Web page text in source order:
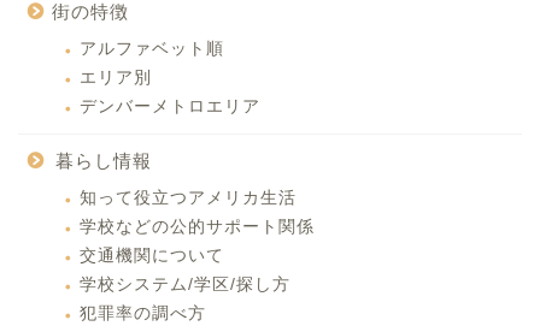
街の特徴
アルファベット順
エリア別
デンバーメトロエリア
暮らし情報
知って役立つアメリカ生活
学校などの公的サポート関係
交通機関について
学校システム/学区/探し方
犯罪率の調べ方